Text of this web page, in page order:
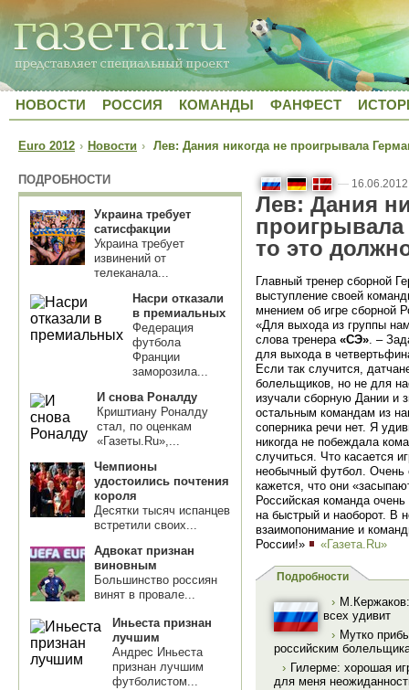
НОВОСТИ РОССИЯ КОМАНДЫ ФАНФЕСТ
Euro 2012 › Новости › Лев: Дания никогда не проигрывала
ПОДРОБНОСТИ
Украина требует
сатисфакции
Украина требует
извинений от
телеканала...
Насри отказали
в премиальных
Федерация
футбола
Франции
заморозила...
И снова Роналду
Криштиану Роналду
стал, по оценкам
«Газеты.Ru»,...
Чемпионы
удостоились почтения
короля
Десятки тысяч испанцев
встретили своих...
Адвокат признан
виновным
Большинство россиян
винят в провале...
Иньеста признан
лучшим
Андрес Иньеста
признан лучшим
футболистом...
—
Лев: Дания
проигрывала
то это
Главный тренер сборной
выступление своей
мнением об игре сборной
«Для выхода из группы
слова тренера «СЭ» . –
для выхода в
Если так случится,
болельщиков, но не для
изучали сборную Дании и
остальным командам из
соперника речи нет. Я
никогда не побеждала
случиться. Что касается
необычный футбол. Очень
кажется, что они
Российская команда
на быстрый и наоборот. В
взаимопонимание и
России!»
«Газета.Ru»
Подробности
›
всех удивит
› Мутко
российским
› Гилерме: хорошая
для меня